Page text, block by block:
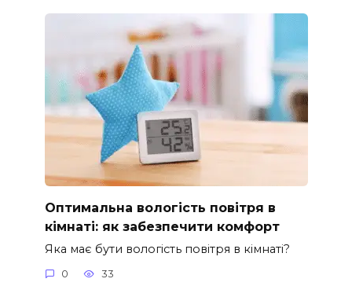
Оптимальна вологість повітря в
кімнаті: як забезпечити комфорт
Яка має бути вологість повітря в кімнаті?
0 33